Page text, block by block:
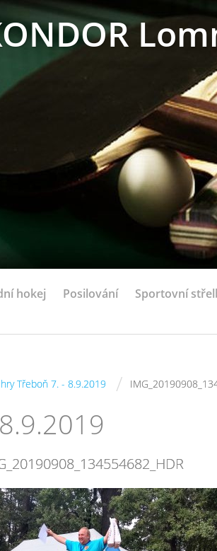
hokej Posilování Sportovní
hry Třeboň 7. - 8.9.2019 /